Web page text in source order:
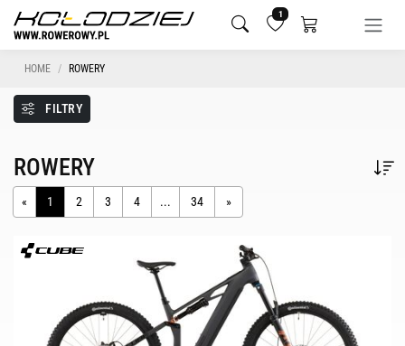
1
HOME ROWERY
FILTRY
ROWERY
« 1 2 3 4 ... 34 »